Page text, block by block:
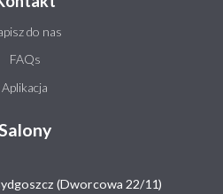
do nas
FAQs
Aplikacja
(Dworcowa 22/11)